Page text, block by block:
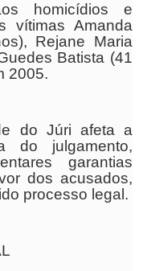
homicídios e
vítimas Amanda
Rejane Maria
Batista (41
2005.
do Júri afeta a
do julgamento,
garantias
dos acusados,
processo legal.